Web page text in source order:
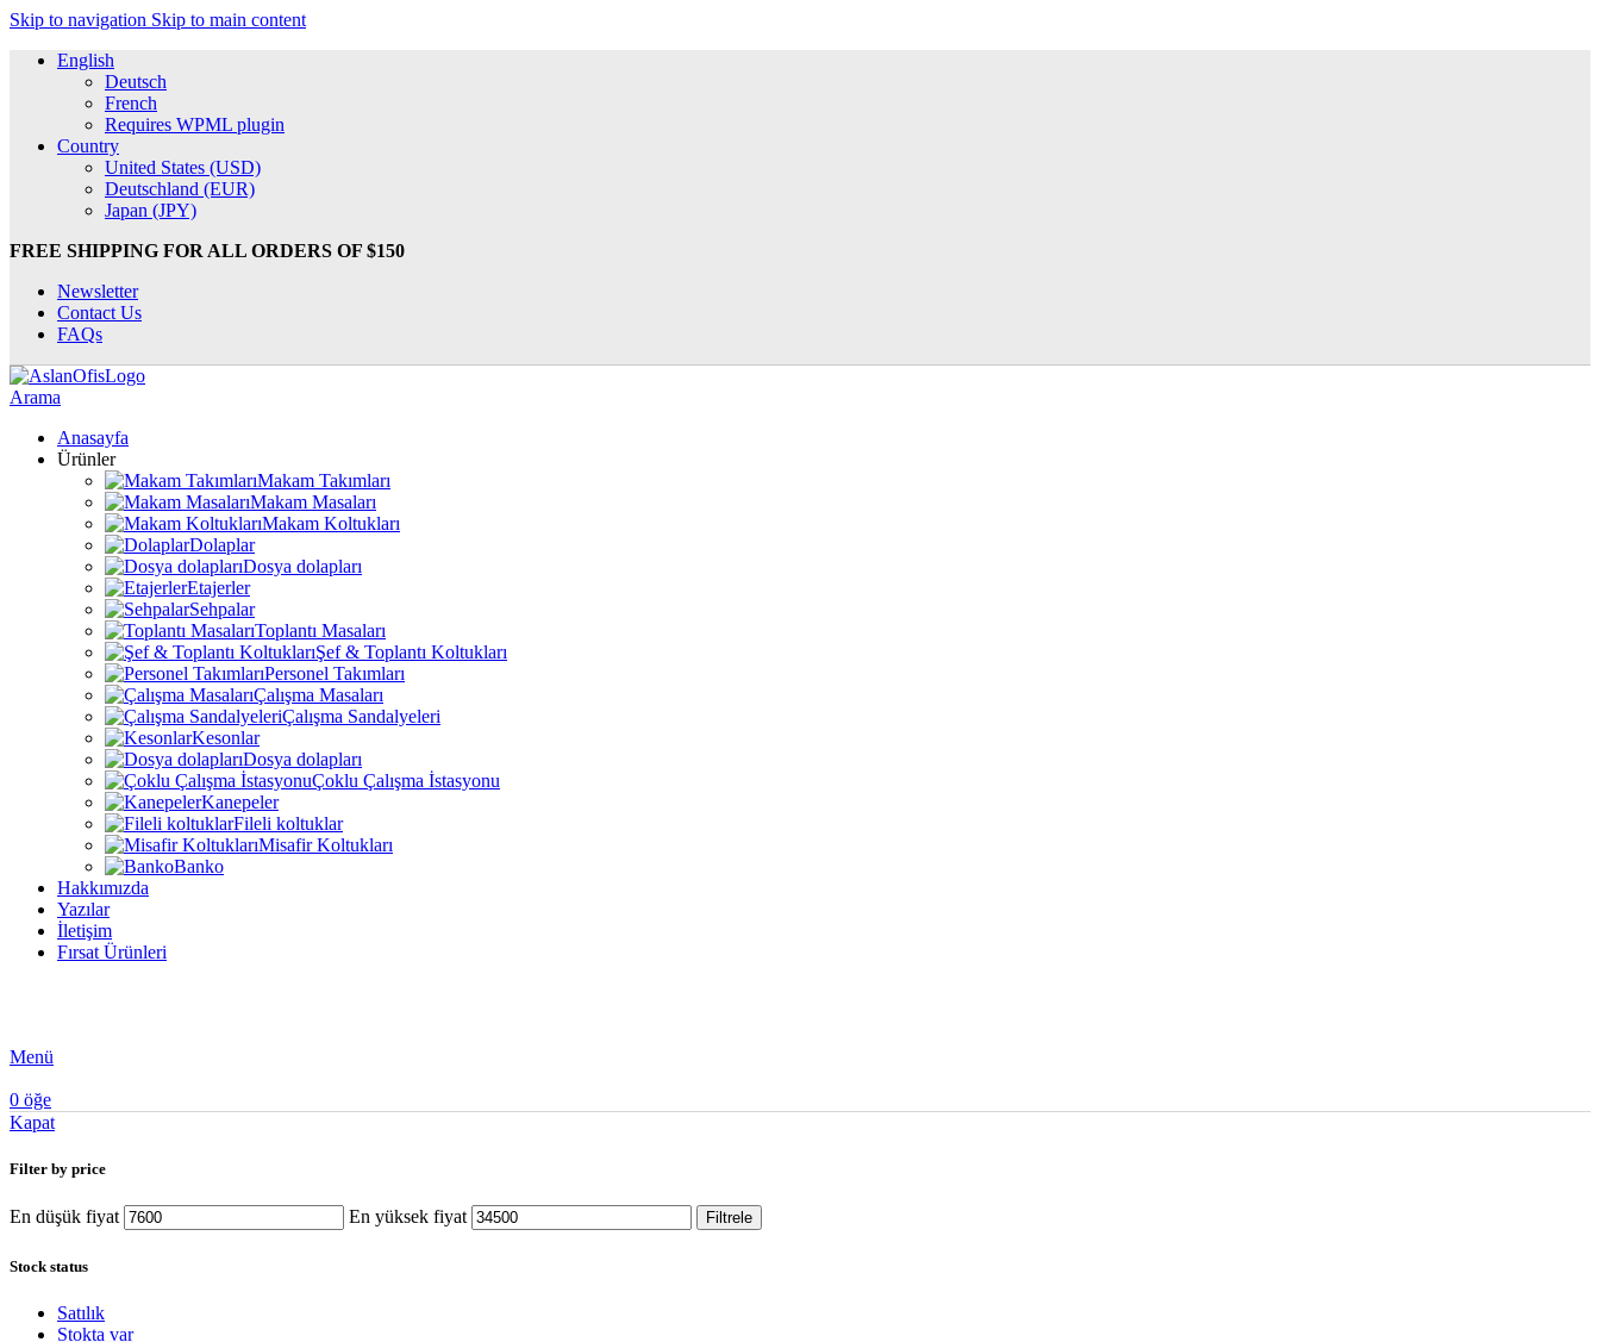
Skip to navigation Skip to main content
English
Deutsch
French
Requires WPML plugin
Country
United States (USD)
Deutschland (EUR)
Japan (JPY)
FREE SHIPPING FOR ALL ORDERS OF $150
Newsletter
Contact Us
FAQs
Arama
Anasayfa
Ürünler
Makam Takımları
Makam Masaları
Makam Koltukları
Dolaplar
Dosya dolapları
Etajerler
Sehpalar
Toplantı Masaları
Şef & Toplantı Koltukları
Personel Takımları
Çalışma Masaları
Çalışma Sandalyeleri
Kesonlar
Dosya dolapları
Çoklu Çalışma İstasyonu
Kanepeler
Fileli koltuklar
Misafir Koltukları
Banko
Hakkımızda
Yazılar
İletişim
Fırsat Ürünleri
Menü
0 öğe
Kapat
Filter by price
En düşük fiyat En yüksek fiyat Filtrele
Stock status
Satılık
Stokta var